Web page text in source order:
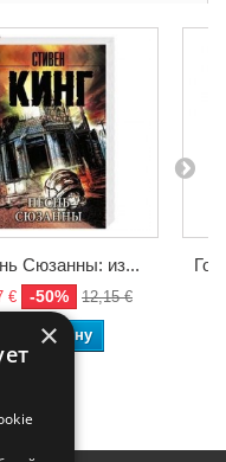
Сюзанны: из...
€ -50% 12,15 €
В корзину
×